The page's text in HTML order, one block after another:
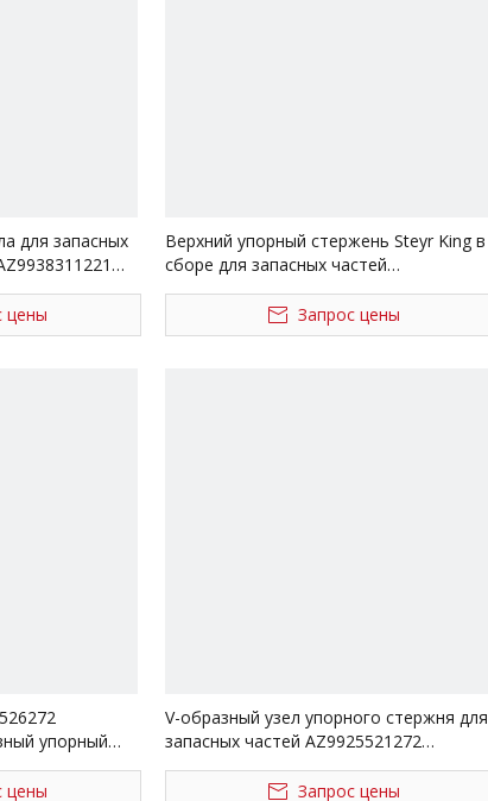
для запасных
цены
Верхний упорный стержень Steyr King в
сборе для запасных частей
AZ9631521175 грузовика Sinotruk
Запрос цены
упорный
частей
цены
V-образный узел упорного стержня для
запасных частей AZ9925521272
грузовика Sinotruk HOWO
Запрос цены